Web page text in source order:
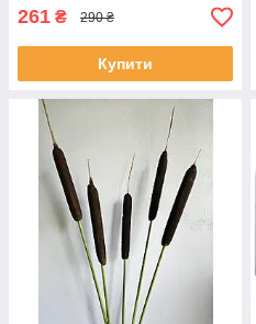
261 ₴ 290 ₴
Купити